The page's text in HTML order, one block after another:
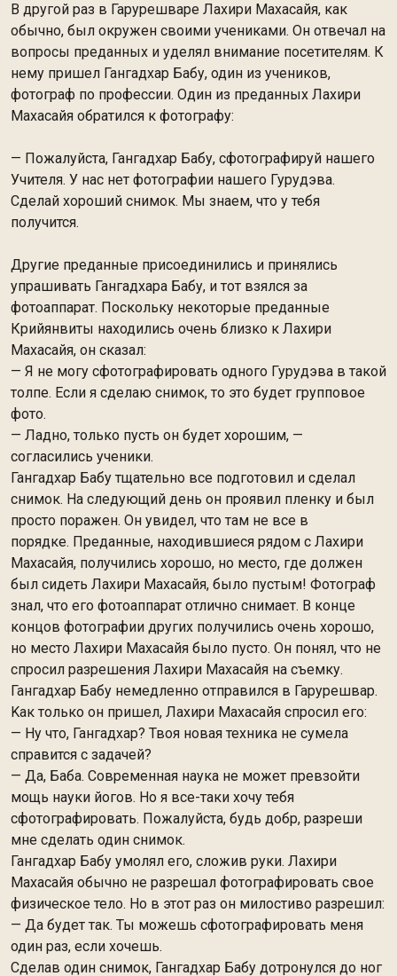
В другой раз в Гарурешваре Лахири Махасайя, как
обычно, был окружен своими учениками. Он отвечал на
вопросы преданных и уделял внимание посетителям. К
нему пришел Гангадхар Бабу, один из учеников,
фотограф по профессии. Один из преданных Лахири
Махасайя обратился к фотографу:
— Пожалуйста, Гангадхар Бабу, сфотографируй нашего
Учителя. У нас нет фотографии нашего Гурудэва.
Сделай хороший снимок. Мы знаем, что у тебя
получится.
Другие преданные присоединились и принялись
упрашивать Гангадхара Бабу, и тот взялся за
фотоаппарат. Поскольку некоторые преданные
Крийянвиты находились очень близко к Лахири
Махасайя, он сказал:
— Я не могу сфотографировать одного Гурудэва в такой
толпе. Если я сделаю снимок, то это будет групповое
фото.
— Ладно, только пусть он будет хорошим, —
согласились ученики.
Гангадхар Бабу тщательно все подготовил и сделал
снимок. На следующий день он проявил пленку и был
просто поражен. Он увидел, что там не все в
порядке. Преданные, находившиеся рядом с Лахири
Махасайя, получились хорошо, но место, где должен
был сидеть Лахири Махасайя, было пустым! Фотограф
знал, что его фотоаппарат отлично снимает. В конце
концов фотографии других получились очень хорошо,
но место Лахири Махасайя было пусто. Он понял, что не
спросил разрешения Лахири Махасайя на съемку.
Гангадхар Бабу немедленно отправился в Гарурешвар.
Kaк только он пришел, Лахири Махасайя спросил его:
— Ну что, Гангадхар? Твоя новая техника не сумела
справится с задачей?
— Да, Баба. Современная наука не может превзойти
мощь науки йогов. Но я все-таки хочу тебя
сфотографировать. Пожалуйста, будь добр, разреши
мне сделать один снимок.
Гангадхар Бабу умолял его, сложив руки. Лахири
Махасайя обычно не разрешал фотографировать свое
физическое тело. Но в этот раз он милостиво разрешил:
— Да будет так. Ты можешь сфотографировать меня
один раз, если хочешь.
Сделав один снимок, Гангадхар Бабу дотронулся до ног